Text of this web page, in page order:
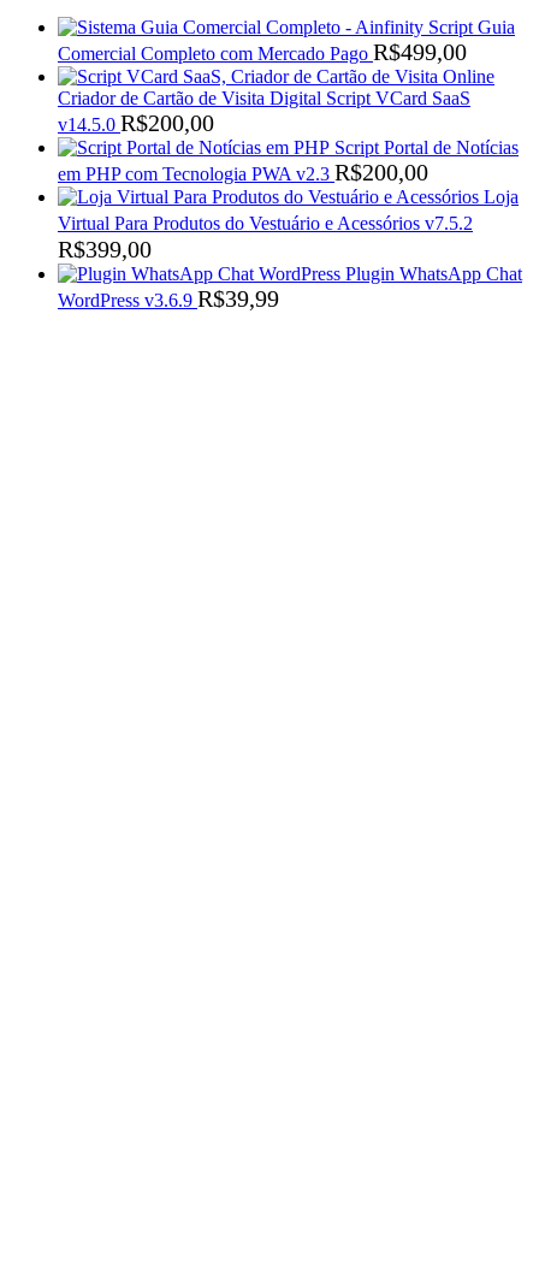
Script Guia
Comercial Completo com Mercado Pago R$499,00
Criador de Cartão de Visita Digital Script VCard SaaS
v14.5.0 R$200,00
Script Portal de Notícias
em PHP com Tecnologia PWA v2.3 R$200,00
Loja
Virtual Para Produtos do Vestuário e Acessórios v7.5.2
R$399,00
Plugin WhatsApp Chat
WordPress v3.6.9 R$39,99